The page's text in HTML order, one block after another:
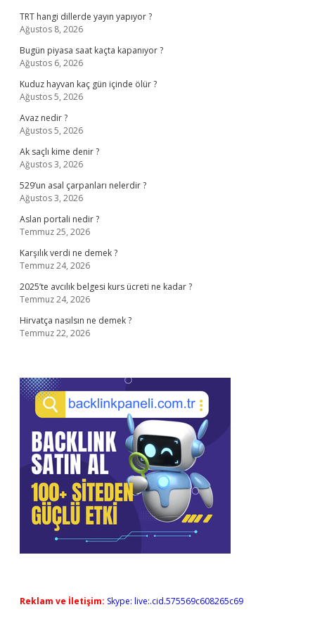
TRT hangi dillerde yayın yapıyor ?
Ağustos 8, 2026
Bugün piyasa saat kaçta kapanıyor ?
Ağustos 6, 2026
Kuduz hayvan kaç gün içinde ölür ?
Ağustos 5, 2026
Avaz nedir ?
Ağustos 5, 2026
Ak saçlı kime denir ?
Ağustos 3, 2026
529’un asal çarpanları nelerdir ?
Ağustos 3, 2026
Aslan portali nedir ?
Temmuz 25, 2026
Karşılık verdi ne demek ?
Temmuz 24, 2026
2025’te avcılık belgesi kurs ücreti ne kadar ?
Temmuz 24, 2026
Hirvatça nasılsın ne demek ?
Temmuz 22, 2026
Reklam ve İletişim: Skype: live:.cid.575569c608265c69